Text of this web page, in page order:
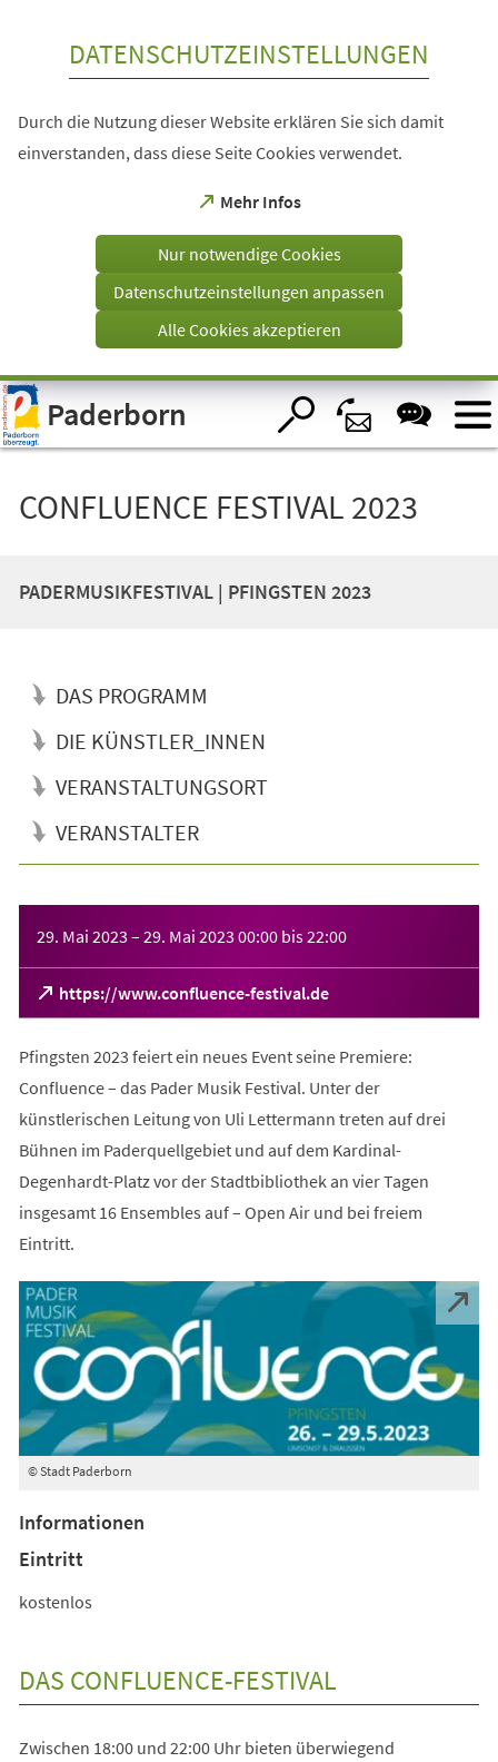
Visuelle
Assistenzsoftware
öffnen.
DATENSCHUTZEINSTELLUNGEN
Durch die Nutzung dieser Website erklären Sie sich damit
einverstanden, dass diese Seite Cookies verwendet.
Mehr Infos
(Öffnet
einem
Tab)
Nur notwendige Cookies
Datenschutzeinstellungen anpassen
Alle Cookies akzeptieren
Paderborn
CONFLUENCE FESTIVAL 2023
PADERMUSIKFESTIVAL | PFINGSTEN 2023
DAS PROGRAMM
DIE KÜNSTLER_INNEN
VERANSTALTUNGSORT
VERANSTALTER
29. Mai 2023 – 29. Mai 2023 00:00 bis22:00
https://www.confluence-festival.de
(Öffnet
in
neuen
Tab)
Pfingsten 2023 feiert ein neues Event seine Premiere:
Confluence – das Pader Musik Festival. Unter der
künstlerischen Leitung von Uli Lettermann treten auf drei
Bühnen im Paderquellgebiet und auf dem Kardinal-
Degenhardt-Platz vor der Stadtbibliothek an vier Tagen
insgesamt 16 Ensembles auf – Open Air und bei freiem
Eintritt.
© Stadt Paderborn
Informationen
Eintritt
kostenlos
DAS CONFLUENCE-FESTIVAL
Zwischen 18:00 und 22:00 Uhr bieten überwiegend